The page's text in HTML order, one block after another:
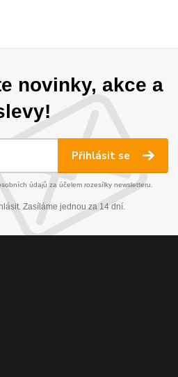
novinky, akce a
Přihlásit se
údajů za účelem rozesílky newsletteru.
Zasíláme jednou za 14 dní.